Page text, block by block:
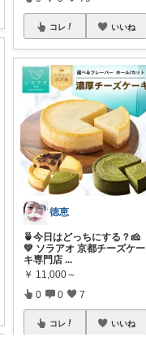
コレ いいね
徳恵
🍵今日はどっちにする？🧀
💚 ソラアオ 京都チーズケー
キ専門店 ...
￥ 11,000～
0 0 7
コレ いいね